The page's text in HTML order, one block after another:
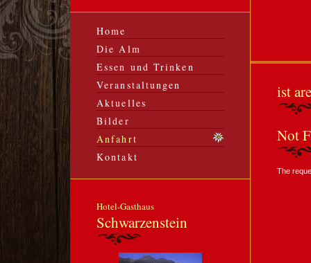
Home
Die Alm
Essen und Trinken
Veranstaltungen
Aktuelles
Bilder
Anfahrt
Kontakt
Hotel-Gasthaus
Schwarzenstein
ist
Not
The